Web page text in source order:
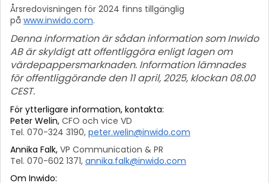
Årsredovisningen för 2024 finns tillgänglig
på www.inwido.com.
Denna information är sådan information som Inwido
AB är skyldigt att offentliggöra enligt lagen om
värdepappersmarknaden. Information lämnades
för offentliggörande den 11 april, 2025, klockan 08.00
CEST.
För ytterligare information, kontakta:
Peter Welin, CFO och vice VD
Tel. 070-324 3190, peter.welin@inwido.com
Annika Falk, VP Communication & PR
Tel. 070-602 1371, annika.falk@inwido.com
Om Inwido: